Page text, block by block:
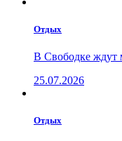
Отдых
В Свободке ждут
25.07.2026
Отдых